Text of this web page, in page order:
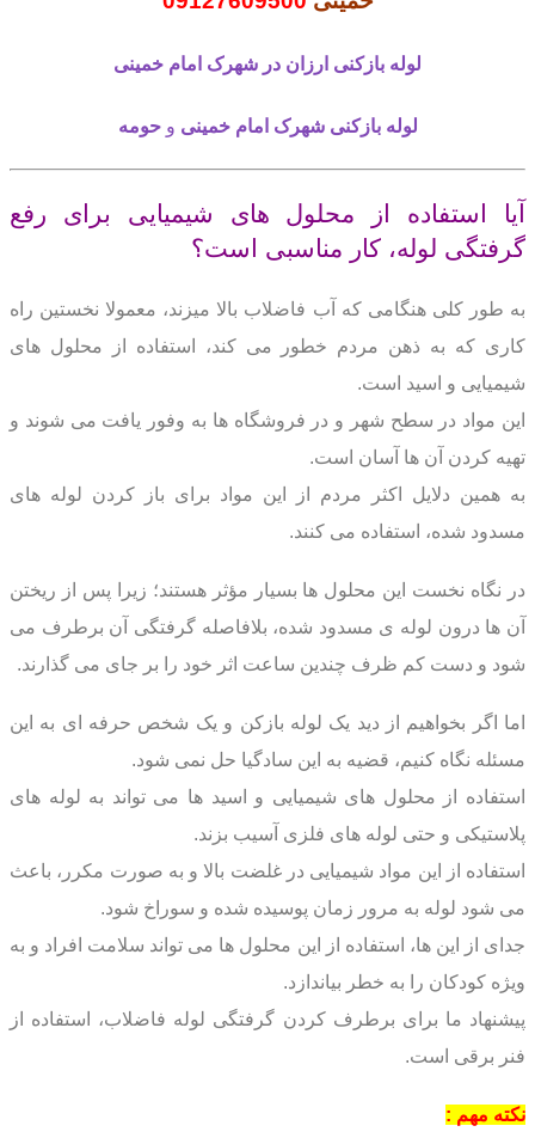
لوله بازکنی ارزان در شهرک امام خمینی
لوله بازکنی شهرک امام خمینی و حومه
آیا استفاده از محلول های شیمیایی برای رفع
گرفتگی لوله، کار مناسبی است؟
به طور کلی هنگامی که آب فاضلاب بالا میزند، معمولا نخستین راه
کاری که به ذهن مردم خطور می کند، استفاده از محلول های
شیمیایی و اسید است.
این مواد در سطح شهر و در فروشگاه ها به وفور یافت می شوند و
تهیه کردن آن ها آسان است.
به همین دلایل اکثر مردم از این مواد برای باز کردن لوله های
مسدود شده، استفاده می کنند.
در نگاه نخست این محلول ها بسیار مؤثر هستند؛ زیرا پس از ریختن
آن ها درون لوله ی مسدود شده، بلافاصله گرفتگی آن برطرف می
شود و دست کم ظرف چندین ساعت اثر خود را بر جای می گذارند.
اما اگر بخواهیم از دید یک لوله بازکن و یک شخص حرفه ای به این
مسئله نگاه کنیم، قضیه به این سادگیا حل نمی شود.
استفاده از محلول های شیمیایی و اسید ها می تواند به لوله های
پلاستیکی و حتی لوله های فلزی آسیب بزند.
استفاده از این مواد شیمیایی در غلضت بالا و به صورت مکرر، باعث
می شود لوله به مرور زمان پوسیده شده و سوراخ شود.
جدای از این ها، استفاده از این محلول ها می تواند سلامت افراد و به
ویژه کودکان را به خطر بیاندازد.
پیشنهاد ما برای برطرف کردن گرفتگی لوله فاضلاب، استفاده از
فنر برقی است.
نکته مهم :